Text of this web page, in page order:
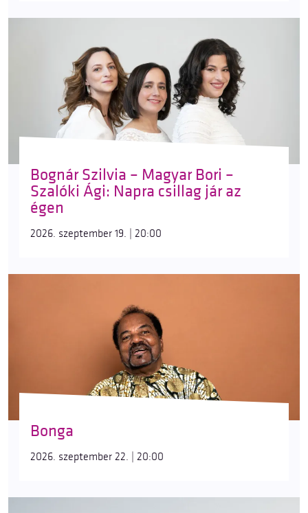
Bognár Szilvia – Magyar Bori –
Szalóki Ági: Napra csillag jár az
égen
2026. szeptember 19. | 20:00
Bonga
2026. szeptember 22. | 20:00